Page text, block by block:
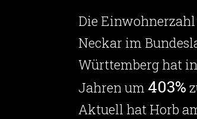
Die
Neckar im
Württemberg hat
Jahren um 403%
Aktuell hat Horb